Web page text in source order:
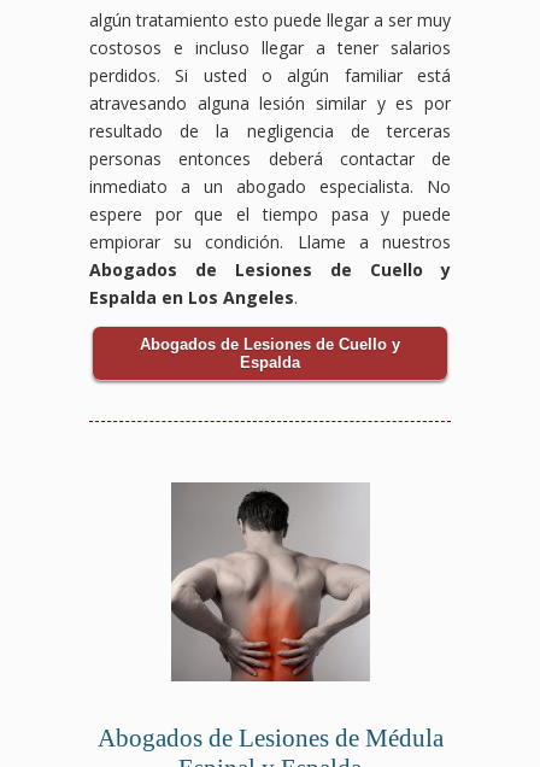
algún tratamiento esto puede llegar a ser muy
costosos e incluso llegar a tener salarios
perdidos. Si usted o algún familiar está
atravesando alguna lesión similar y es por
resultado de la negligencia de terceras
personas entonces deberá contactar de
inmediato a un abogado especialista. No
espere por que el tiempo pasa y puede
empiorar su condición. Llame a nuestros
Abogados de Lesiones de Cuello y
Espalda en Los Angeles.
Abogados de Lesiones de Cuello y
Espalda
Abogados de Lesiones de Médula